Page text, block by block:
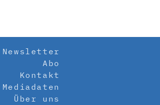
Newsletter
Abo
Kontakt
Mediadaten
Über uns